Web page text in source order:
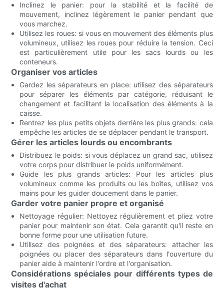
Inclinez le panier: pour la stabilité et la facilité de
mouvement, inclinez légèrement le panier pendant que
vous marchez.
Utilisez les roues: si vous en mouvement des éléments plus
volumineux, utilisez les roues pour réduire la tension. Ceci
est particulièrement utile pour les sacs lourds ou les
conteneurs.
Organiser vos articles
Gardez les séparateurs en place: utilisez des séparateurs
pour séparer les éléments par catégorie, réduisant le
changement et facilitant la localisation des éléments à la
caisse.
Rentrez les plus petits objets derrière les plus grands: cela
empêche les articles de se déplacer pendant le transport.
Gérer les articles lourds ou encombrants
Distribuez le poids: si vous déplacez un grand sac, utilisez
votre corps pour distribuer le poids uniformément.
Guide les plus grands articles: Pour les articles plus
volumineux comme les produits ou les boîtes, utilisez vos
mains pour les guider doucement dans le panier.
Garder votre panier propre et organisé
Nettoyage régulier: Nettoyez régulièrement et pliez votre
panier pour maintenir son état. Cela garantit qu'il reste en
bonne forme pour une utilisation future.
Utilisez des poignées et des séparateurs: attacher les
poignées ou placer des séparateurs dans l'ouverture du
panier aide à maintenir l'ordre et l'organisation.
Considérations spéciales pour différents types de
visites d'achat